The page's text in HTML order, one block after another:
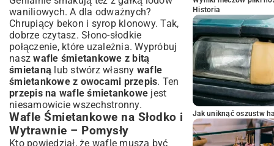
waniliowych. A dla odważnych?
Chrupiący bekon i syrop klonowy. Tak,
dobrze czytasz. Słono-słodkie
połączenie, które uzależnia. Wypróbuj
naszwafle śmietankowe z bitą
śmietaną lub stwórz własny wafle
śmietankowe z owocami przepis. Ten
przepis na wafle śmietankowe jest
niesamowicie wszechstronny.
Wafle Śmietankowe na Słodko i
Wytrawnie – Pomysły
Kto powiedział, że wafle muszą być
Historia
Jak uniknąć oszustw